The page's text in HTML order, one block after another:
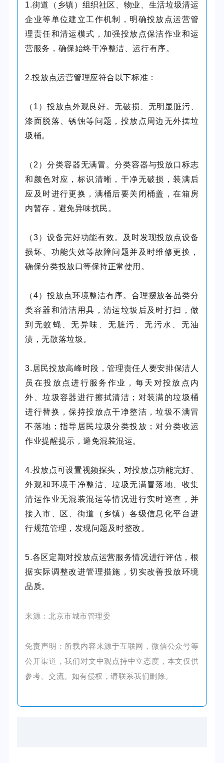
1.街道（乡镇）组织社区、物业、生活垃圾清运
企业等单位建立工作机制，明确投放点运营管
理责任和清运模式，加强投放点保洁作业和运
营服务，确保始终干净整洁、运行有序。
2.投放点运营管理应符合以下标准：
（1）投放点外观良好。无破损、无明显脏污、
漆面脱落、锈蚀等问题，投放点周边无外摆垃
圾桶。
（2）分类容器无满冒。分类容器与投放口标志
和颜色对应，标识清晰，干净无破损，装满后
应及时进行更换，满桶后要关闭桶盖，在箱房
内暂存，避免异味扰民。
（3）设备完好功能有效。及时发现投放点设备
损坏、功能失效等故障问题并及时维修更换，
确保分类投放口等保持正常使用。
（4）投放点环境整洁有序。合理摆放各品类分
类容器和清洁用具，清运垃圾后及时打扫，做
到无蚊蝇、无异味、无脏污、无污水、无油
渍，无散落垃圾。
3.居民投放高峰时段，管理责任人要安排保洁人
员在投放点进行服务作业，每天对投放点内
外、垃圾容器进行擦拭清洁；对装满的垃圾桶
进行替换，保持投放点干净整洁，垃圾不满冒
不落地；指导居民垃圾分类投放；对分类收运
作业提醒提示，避免混装混运。
4.投放点可设置视频探头，对投放点功能完好、
外观和环境干净整洁、垃圾无满冒落地、收集
清运作业无混装混运等情况进行实时巡查，并
接入市、区、街道（乡镇）各级信息化平台进
行规范管理，发现问题及时整改。
5.各区定期对投放点运营服务情况进行评估，根
据实际调整改进管理措施，切实改善投放环境
品质。
来源：北京市城市管理委
免责声明：所载内容来源于互联网，微信公众号等
公开渠道，我们对文中观点持中立态度，本文仅供
参考、交流。如有侵权，请联系我们删除。